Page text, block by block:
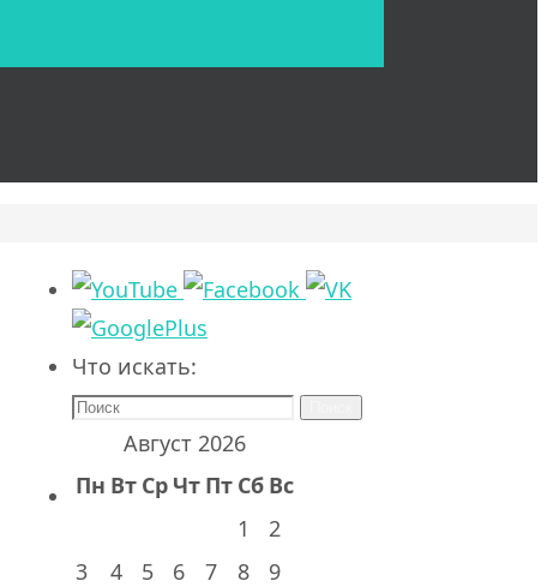
Что искать:
Август 2026
Пн Вт Ср Чт Пт Сб Вс
1
2
3
4 5 6 7 8
9